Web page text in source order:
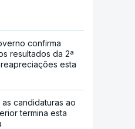
confirma
resultados da 2ª
esta
candidaturas ao
termina esta